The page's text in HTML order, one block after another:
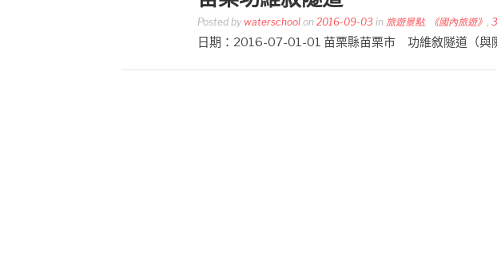
Posted by waterschool on 2016-09-03 in 旅遊景點, 《國內旅遊》 ,
日期：2016-07-01-01 苗栗縣苗栗市 功維敘隧道（